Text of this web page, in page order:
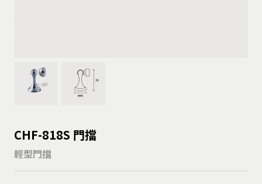
CHF-818S 門擋
輕型門擋